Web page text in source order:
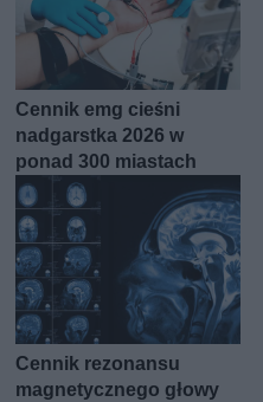
Cennik emg cieśni
nadgarstka 2026 w
ponad 300 miastach
Cennik rezonansu
magnetycznego głowy